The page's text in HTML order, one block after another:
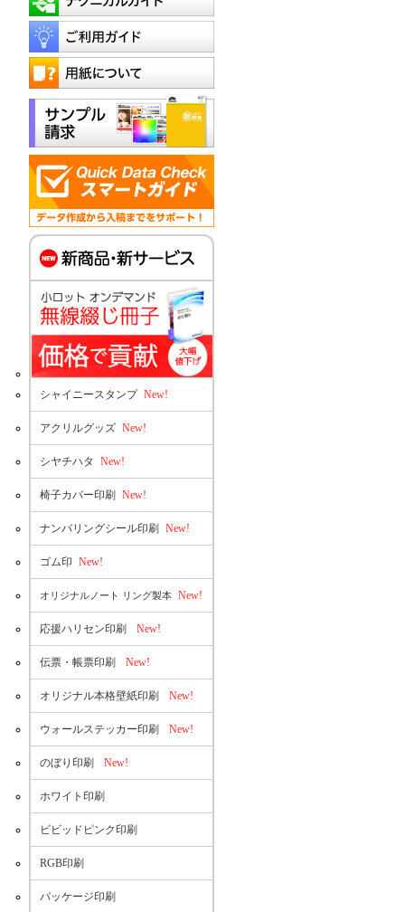
シャイニースタンプ New!
アクリルグッズ New!
シヤチハタ New!
椅子カバー印刷 New!
ナンバリングシール印刷 New!
ゴム印 New!
オリジナルノート リング製本 New!
応援ハリセン印刷 New!
伝票・帳票印刷 New!
オリジナル本格壁紙印刷 New!
ウォールステッカー印刷 New!
のぼり印刷 New!
ホワイト印刷
ビビッドピンク印刷
RGB印刷
パッケージ印刷